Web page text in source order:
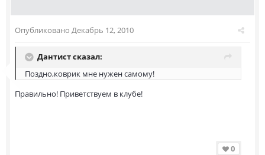
Опубликовано Декабрь 12, 2010
Дантист сказал:
Поздно,коврик мне нужен самому!
Правильно! Приветствуем в клубе!
0